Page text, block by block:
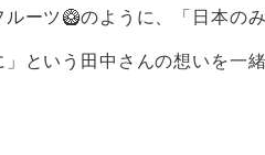
ーツ🥝のように、「日本の
という田中さんの想いを一